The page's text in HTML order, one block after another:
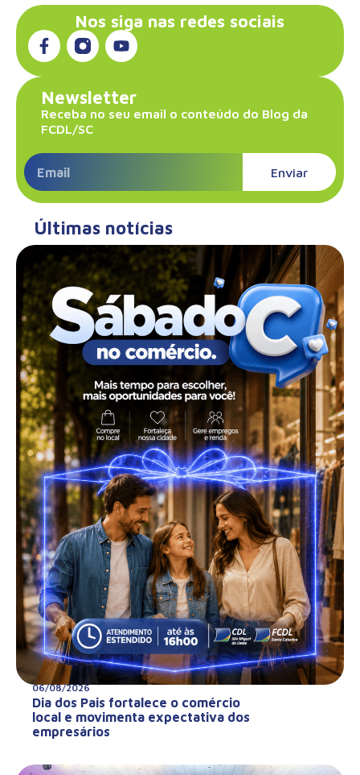
Nos siga nas redes sociais
Newsletter
Receba no seu email o conteúdo do Blog da
FCDL/SC
Enviar
Últimas notícias
06/08/2026
Dia dos Pais fortalece o comércio
local e movimenta expectativa dos
empresários